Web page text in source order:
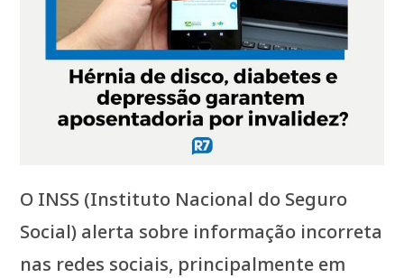
O INSS (Instituto Nacional do Seguro
Social) alerta sobre informação incorreta
nas redes sociais, principalmente em